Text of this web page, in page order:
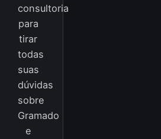
consultoria
para
tirar
todas
suas
dúvidas
sobre
Gramado
e